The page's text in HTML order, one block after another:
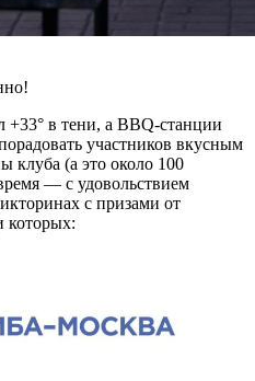
+33° в тени, а BBQ-станции
участников вкусным
клуба (а это около 100
— с удовольствием
с призами от
которых: